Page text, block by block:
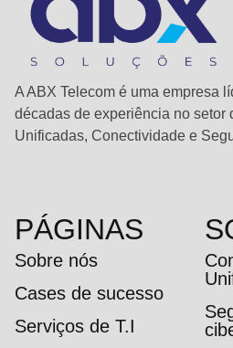
A ABX Telecom é uma empresa
décadas de experiência no setor
Unificadas, Conectividade e
PÁGINAS
Sobre nós
Cases de sucesso
Serviços de T.I